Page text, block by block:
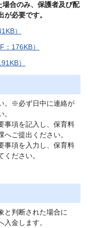
合のみ、保護者及び配
必要です。
）
176KB）
）
。※必ず日中に連絡が
事項を記入し、保育料
ご提出ください。
事項を入力し、保育料
ださい。
と判断された場合に
金します。